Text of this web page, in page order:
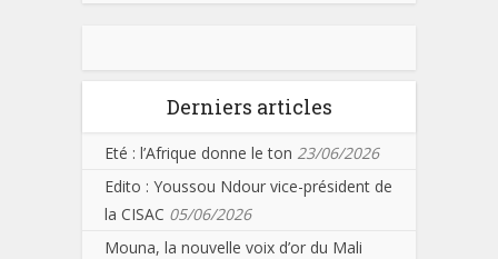
Derniers articles
Eté : l’Afrique donne le ton 23/06/2026
Edito : Youssou Ndour vice-président de
la CISAC 05/06/2026
Mouna, la nouvelle voix d’or du Mali